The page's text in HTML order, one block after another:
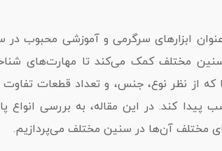
عنوان ابزارهای سرگرمی و آموزشی محبوب
مختلف کمک می‌کند تا مهارت‌های
که از نظر نوع، جنس، و تعداد قطعات
پیدا کند. در این مقاله، به بررسی
مختلف آن‌ها در سنین مختلف می‌پردازیم.